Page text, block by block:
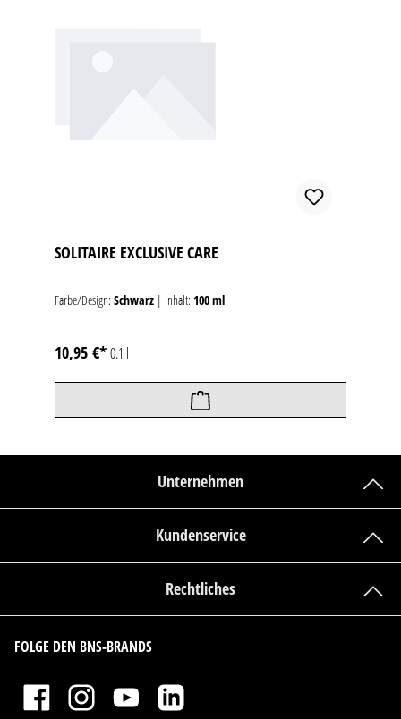
SOLITAIRE EXCLUSIVE CARE
Farbe/Design: Schwarz | Inhalt: 100 ml
10,95 €*0.1 l
Unternehmen
Kundenservice
Rechtliches
FOLGE DEN BNS-BRANDS